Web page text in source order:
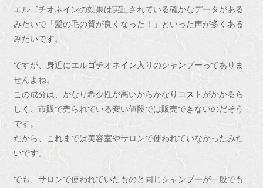
エルゴチオネインの効果は実証されている確かなデータがある
みたいで「髪の毛の質が良くなった！」といった声が多くある
みたいです。
ですが、身近にエルゴチオネイン入りのシャンプーってありま
せんよね。
この成分は、かなり希少性が高いからかなりコストがかかるら
しく、市販で売られている安い値段では販売できないのだそう
です。
だから、これまでは美容室やサロンで使われていなかったみた
いです。
でも、サロンで使われていたものと同じシャンプーが一般でも